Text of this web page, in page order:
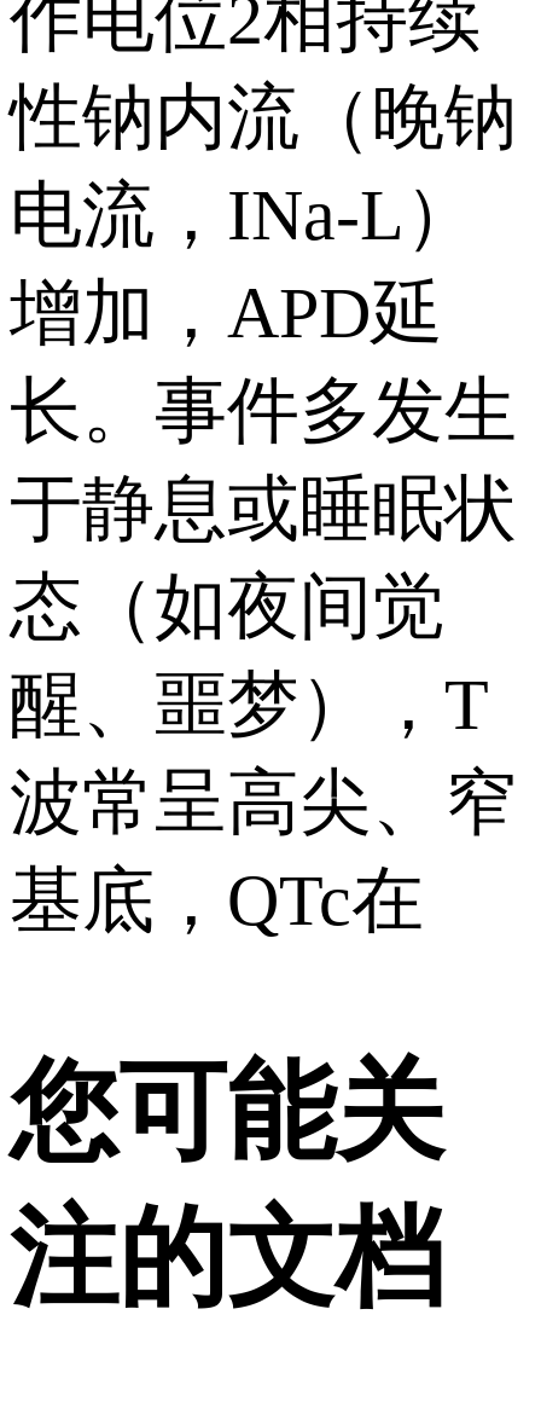
作电位2相持续
性钠内流（晚钠
电流，INa-L）
增加，APD延
长。事件多发生
于静息或睡眠状
态（如夜间觉
醒、噩梦），T
波常呈高尖、窄
基底，QTc在
您可能关
注的文档